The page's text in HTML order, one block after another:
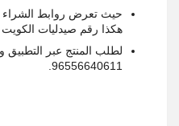
حيث تعرض روابط
هكذا رقم صيدليات الكويت
لطلب المنتج عبر التطبيق
96556640611.